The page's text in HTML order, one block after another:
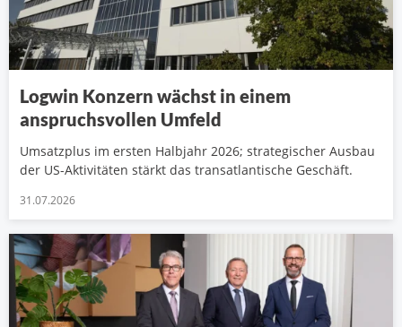
Logwin Konzern wächst in einem
anspruchsvollen Umfeld
Umsatzplus im ersten Halbjahr 2026; strategischer Ausbau
der US-Aktivitäten stärkt das transatlantische Geschäft.
31.07.2026